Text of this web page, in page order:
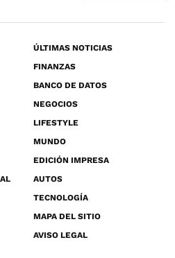
ÚLTIMAS NOTICIAS
FINANZAS
BANCO DE DATOS
NEGOCIOS
LIFESTYLE
MUNDO
EDICIÓN IMPRESA
AUTOS
TECNOLOGÍA
MAPA DEL SITIO
AVISO LEGAL